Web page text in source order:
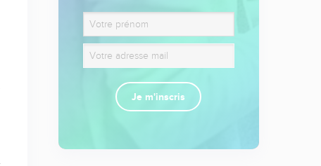
Je m'inscris